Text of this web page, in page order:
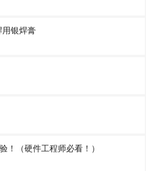
用银焊膏
！（硬件工程师必看！）